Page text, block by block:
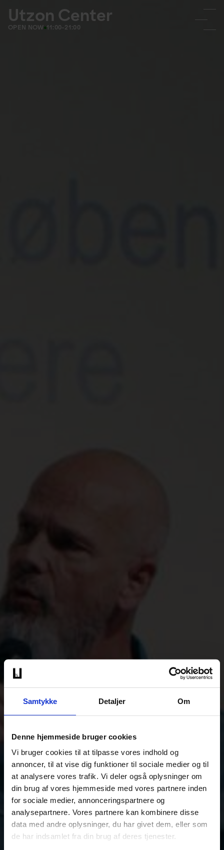
Samtykke Detaljer Om
Denne hjemmeside bruger cookies
Vi bruger cookies til at tilpasse vores indhold og
annoncer, til at vise dig funktioner til sociale medier og til
at analysere vores trafik. Vi deler også oplysninger om
din brug af vores hjemmeside med vores partnere inden
for sociale medier, annonceringspartnere og
analysepartnere. Vores partnere kan kombinere disse
data med andre oplysninger, du har givet dem, eller som
de har indsamlet fra din brug af deres tjenester.
Utzon Center
OPEN NOW 11:00-21:00